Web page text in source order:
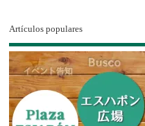
Artículos populares